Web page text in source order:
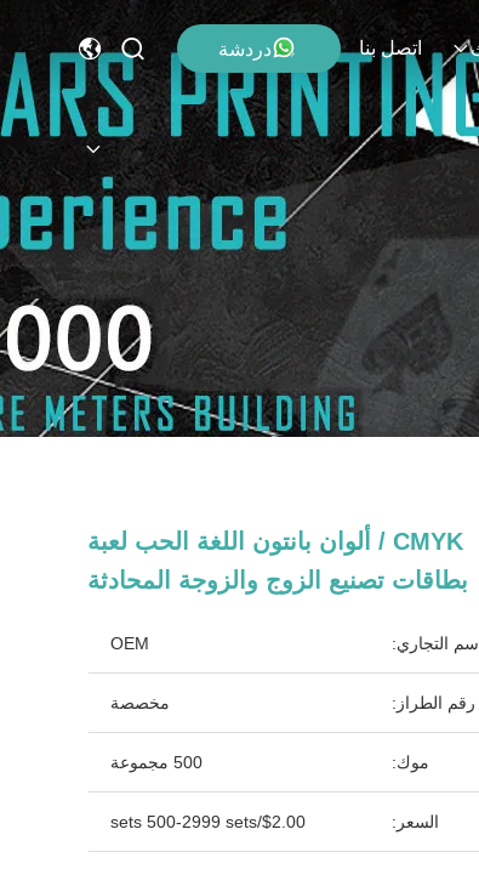
اتصل بنا دردشة
CMYK / ألوان بانتون اللغة الحب لعبة
بطاقات تصنيع الزوج والزوجة المحادثة
التجاري: OEM
رقم الطراز: مخصصة
موك: 500 مجموعة
السعر: $2.00/sets 500-2999 sets